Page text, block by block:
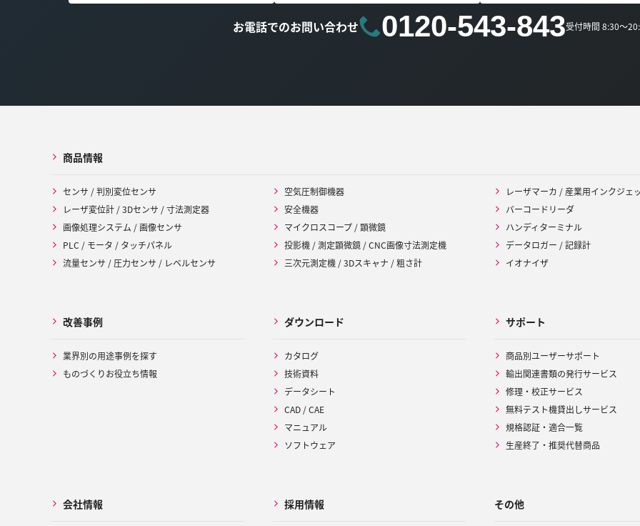
お電話でのお問い合わせ 0120-543-843受付時間 8:30～
商品情報
センサ / 判別変位センサ
レーザ変位計 / 3Dセンサ / 寸法測定器
画像処理システム / 画像センサ
PLC / モータ / タッチパネル
流量センサ / 圧力センサ / レベルセンサ
空気圧制御機器
安全機器
マイクロスコープ / 顕微鏡
投影機 / 測定顕微鏡 / CNC画像寸法測定機
三次元測定機 / 3Dスキャナ / 粗さ計
レーザマーカ / 産業用インクジェ
バーコードリーダ
ハンディターミナル
データロガー / 記録計
イオナイザ
改善事例
業界別の用途事例を探す
ものづくりお役立ち情報
ダウンロード
カタログ
技術資料
データシート
CAD / CAE
マニュアル
ソフトウェア
サポート
商品別ユーザーサポート
輸出関連書類の発行サービス
修理・校正サービス
無料テスト機貸出しサービス
規格認証・適合一覧
生産終了・推奨代替商品
会社情報 採用情報 その他